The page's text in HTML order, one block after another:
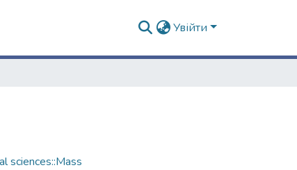
Увійти
sciences::Mass